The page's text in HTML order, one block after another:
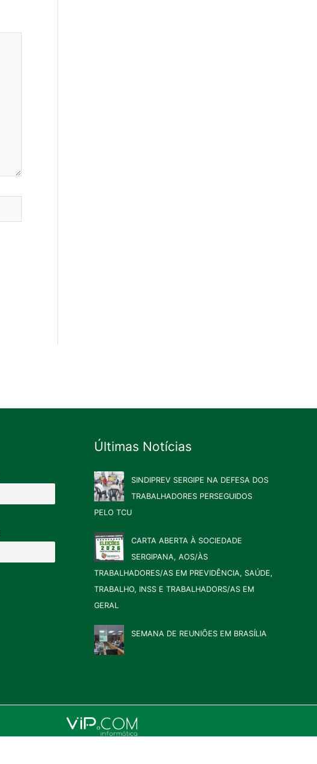
Últimas Notícias
SINDIPREV SERGIPE NA DEFESA DOS
TRABALHADORES PERSEGUIDOS
PELO TCU
CARTA ABERTA À SOCIEDADE
SERGIPANA, AOS/ÀS
TRABALHADORES/AS EM PREVIDÊNCIA, SAÚDE,
TRABALHO, INSS E TRABALHADORS/AS EM
GERAL
SEMANA DE REUNIÕES EM BRASÍLIA